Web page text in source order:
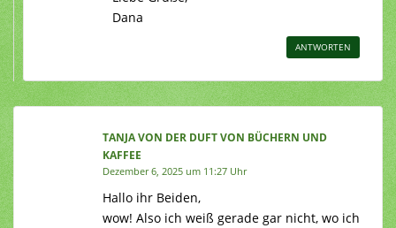
Dana
ANTWORTEN
TANJA VON DER DUFT VON BÜCHERN UND
KAFFEE
Dezember 6, 2025 um 11:27 Uhr
Hallo ihr Beiden,
wow! Also ich weiß gerade gar nicht, wo ich